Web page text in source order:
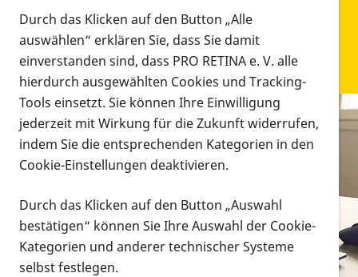
Infomaterial
Infomaterial
Vorlesen
Alle Infomaterialien in verschiedenen
Formaten an einem Ort
Durch das Klicken auf den Button „Alle
auswählen“ erklären Sie, dass Sie damit
einverstanden sind, dass PRO RETINA e. V. alle
hierdurch ausgewählten Cookies und Tracking-
Tools einsetzt. Sie können Ihre Einwilligung
jederzeit mit Wirkung für die Zukunft widerrufen,
indem Sie die entsprechenden Kategorien in den
Cookie-Einstellungen deaktivieren.
Durch das Klicken auf den Button „Auswahl
bestätigen“ können Sie Ihre Auswahl der Cookie-
Kategorien und anderer technischer Systeme
selbst festlegen.